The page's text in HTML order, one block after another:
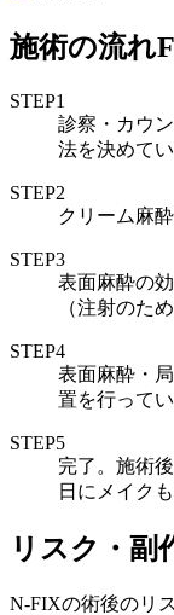
施術の流れ
STEP1
診察・カウ
法を決めてい
STEP2
クリーム麻
STEP3
表面麻酔の
（注射のた
STEP4
表面麻酔・
置を行ってい
STEP5
完了。施術
日にメイク
リスク・副
N-FIXの術後のリ